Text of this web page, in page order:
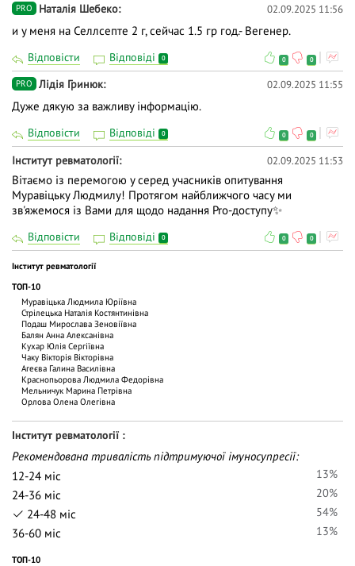
PRO Наталія Шебеко 02.09.2025 11:56
и у меня на Селлсепте 2 г, сейчас 1.5 гр год.- Вегенер.
Відповісти Відповіді 0 0 0
PRO Лідія Гринюк 02.09.2025 11:55
Дуже дякую за важливу інформацію.
Відповісти Відповіді 0 0 0
Інститут ревматології 02.09.2025 11:53
Вітаємо із перемогою у серед учасників опитування
Муравіцьку Людмилу! Протягом найближчого часу ми
зв'яжемося із Вами для щодо надання Pro-доступу✨
Відповісти Відповіді 0 0 0
Інститут ревматології
ТОП-10
Муравіцька Людмила Юріївна
Стрілецька Наталія Костянтинівна
Подаш Мирослава Зеновіївна
Балян Анна Алексанівна
Кухар Юлія Сергіївна
Чаку Вiкторiя Вiкторiвна
Агеєва Галина Василівна
Краснопьорова Людмила Федорівна
Мельничук Марина Петрівна
Орлова Олена Олегівна
Інститут ревматології
Рекомендована тривалість підтримуючої імуносупресії:
12-24 міс
13%
24-36 міс
20%
24-48 міс
54%
36-60 міс
13%
ТОП-10